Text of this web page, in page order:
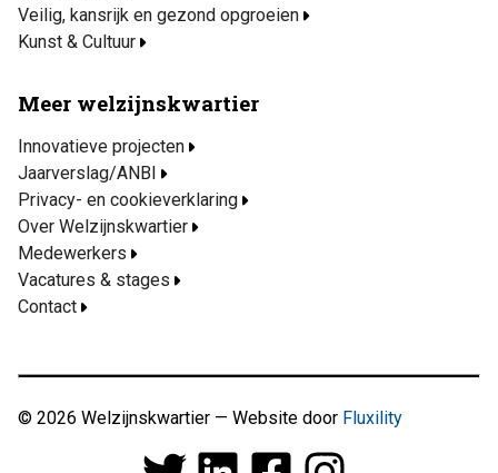
Veilig, kansrijk en gezond opgroeien
Kunst & Cultuur
Meer welzijnskwartier
Innovatieve projecten
Jaarverslag/ANBI
Privacy- en cookieverklaring
Over Welzijnskwartier
Medewerkers
Vacatures & stages
Contact
© 2026 Welzijnskwartier — Website door Fluxility